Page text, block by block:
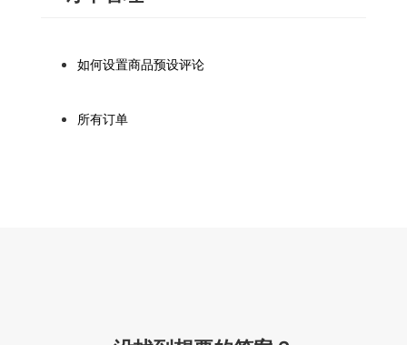
如何设置商品预设评论
所有订单